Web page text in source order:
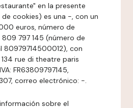
en la presente
cookies) es una -, con un
euros, número de
797 145 (número de
80979714500012), con
rue di theatre paris
FR63809797145,
correo electrónico: -.
sobre el